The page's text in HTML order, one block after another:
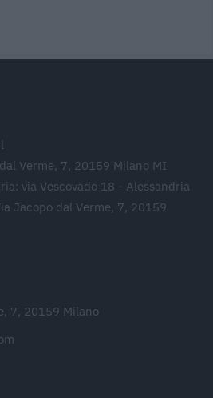
Verme, 7, 20159 Milano MI
via Vescovado 18 - Alessandria
Jacopo dal Verme, 7, 20159
7, 20159 Milano